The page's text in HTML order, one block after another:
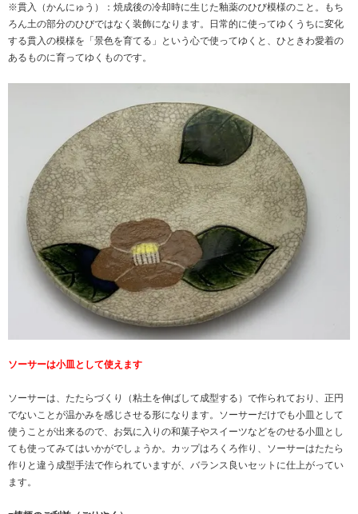
※貫入（かんにゅう）：焼成後の冷却時に生じた釉薬のひび模様のこと。もち
ろん土の部分のひびではなく装飾になります。日常的に使ってゆくうちに変化
する貫入の模様を「景色を育てる」という心で使ってゆくと、ひときわ愛着の
あるものに育ってゆくものです。
ソーサーは小皿として使えます
ソーサーは、たたらづくり（粘土を伸ばして成型する）で作られており、正円
でないことが温かみを感じさせる形になります。ソーサーだけでも小皿として
使うことが出来るので、お気に入りの和菓子やスイーツなどをのせる小皿とし
ても使ってみてはいかがでしょうか。カップはろくろ作り、ソーサーはたたら
作りと違う成型手法で作られていますが、バランス良いセットに仕上がってい
ます。